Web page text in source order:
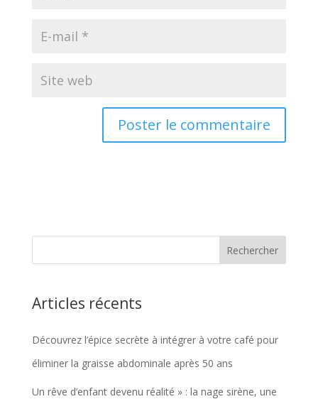
Articles récents
Découvrez l’épice secrète à intégrer à votre café pour
éliminer la graisse abdominale après 50 ans
Un rêve d’enfant devenu réalité » : la nage sirène, une